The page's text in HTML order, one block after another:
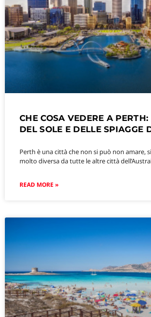
CHE COSA VEDERE A
DEL SOLE E DELLE SPIAGGE
Perth è una città che non si può non amare,
molto diversa da tutte le altre città
READ MORE »